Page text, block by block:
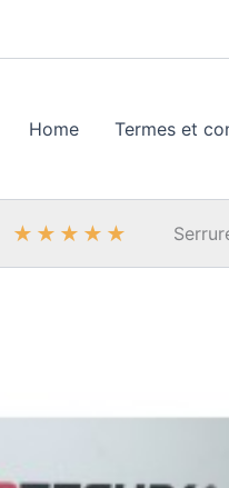
Home Termes et
★ ★ ★ ★ ★